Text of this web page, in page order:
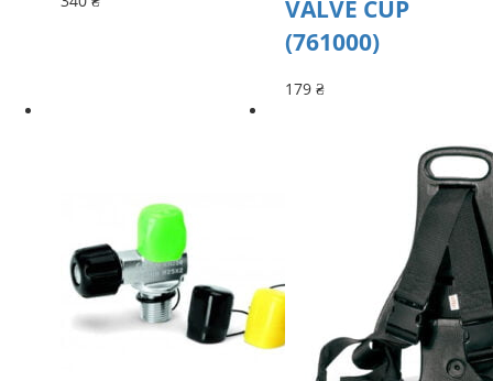
VALVE CUP
(761000)
179 ₴